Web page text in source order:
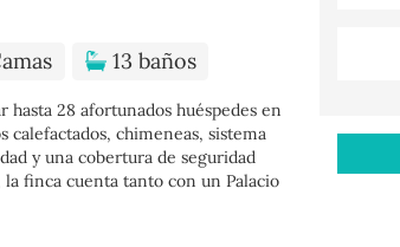
13 baños
28 afortunados huéspedes en
calefactados, chimeneas, sistema
y una cobertura de seguridad
finca cuenta tanto con un Palacio